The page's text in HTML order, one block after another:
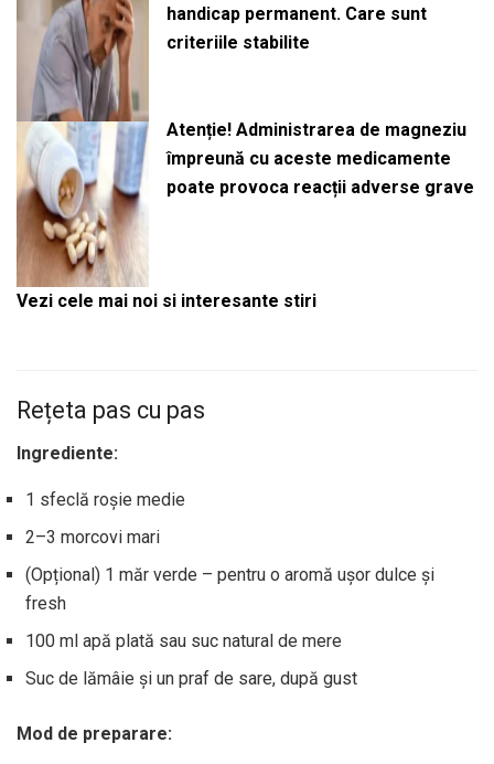
handicap permanent. Care sunt
criteriile stabilite
Atenție! Administrarea de magneziu
împreună cu aceste medicamente
poate provoca reacții adverse grave
Vezi cele mai noi si interesante stiri
Rețeta pas cu pas
Ingrediente:
1 sfeclă roșie medie
2–3 morcovi mari
(Opțional) 1 măr verde – pentru o aromă ușor dulce și
fresh
100 ml apă plată sau suc natural de mere
Suc de lămâie și un praf de sare, după gust
Mod de preparare: